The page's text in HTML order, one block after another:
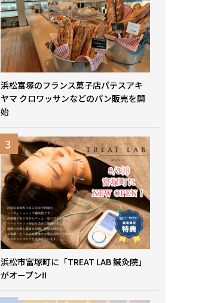
浜松富塚のフランス菓子店パテスアキ
ヤマ クロワッサンなどのパン販売を開
始
浜松市富塚町に「TREAT LAB 鍼灸院」
がオープン!!